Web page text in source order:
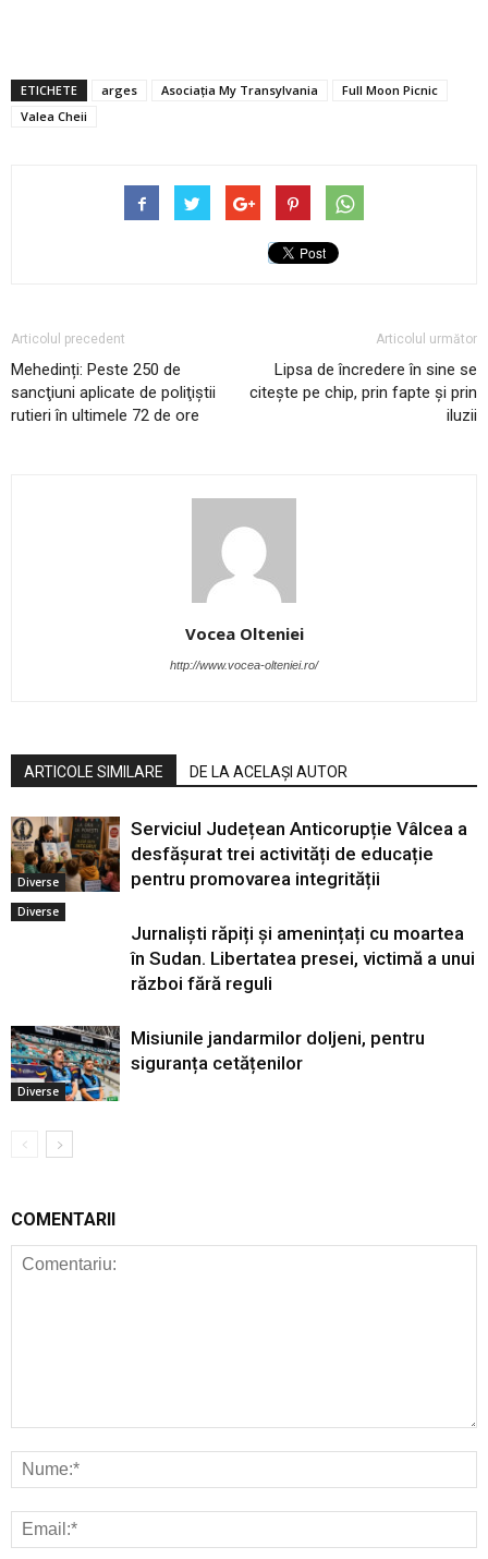
ETICHETE arges Asociația My Transylvania
Full Moon Picnic
Valea Cheii
Articolul precedent
Mehedinți: Peste 250 de
sancţiuni aplicate de poliţiştii
rutieri în ultimele 72 de ore
Articolul următor
Lipsa de încredere în sine se
citește pe chip, prin fapte și prin
iluzii
Vocea Olteniei
http://www.vocea-olteniei.ro/
ARTICOLE SIMILARE DE LA ACELAȘI AUTOR
Diverse
Serviciul Județean Anticorupție Vâlcea a
desfășurat trei activități de educație
pentru promovarea integrității
Diverse
Jurnaliști răpiți și amenințați cu moartea
în Sudan. Libertatea presei, victimă a unui
război fără reguli
Diverse
Misiunile jandarmilor doljeni, pentru
siguranța cetățenilor
COMENTARII